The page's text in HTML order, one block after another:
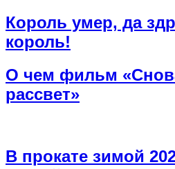
Король умер, да
король!
О чем фильм
рассвет»
В прокате зимой